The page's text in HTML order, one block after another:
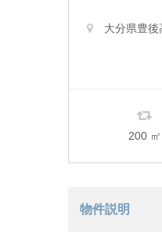
大分県豊後
200 ㎡
物件説明